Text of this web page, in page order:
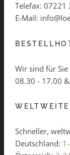
Telefax: 07221
E-Mail:
Wir sind für Sie
08.30 - 17.00
Schneller,
Deutschland: